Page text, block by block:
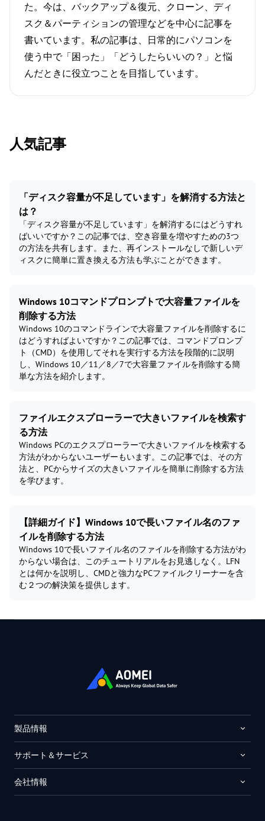
た。今は、バックアップ＆復元、クローン、ディ
スク＆パーティションの管理などを中心に記事を
書いています。私の記事は、日常的にパソコンを
使う中で「困った」「どうしたらいいの？」と悩
んだときに役立つことを目指しています。
人気記事
「ディスク容量が不足しています」を解消する方法と
は？
「ディスク容量が不足しています」を解消するにはどうすれ
ばいいですか？この記事では、空き容量を増やすための3つ
の方法を共有します。また、再インストールなしで新しいデ
ィスクに簡単に置き換える方法も学ぶことができます。
Windows 10コマンドプロンプトで大容量ファイルを
削除する方法
Windows 10のコマンドラインで大容量ファイルを削除するに
はどうすればよいですか？この記事では、コマンドプロンプ
ト（CMD）を使用してそれを実行する方法を段階的に説明
し、Windows 10／11／8／7で大容量ファイルを削除する簡
単な方法を紹介します。
ファイルエクスプローラーで大きいファイルを検索す
る方法
Windows PCのエクスプローラーで大きいファイルを検索する
方法がわからないユーザーもいます。この記事では、その方
法と、PCからサイズの大きいファイルを簡単に削除する方法
を学びます。
【詳細ガイド】Windows 10で長いファイル名のファ
イルを削除する方法
Windows 10で長いファイル名のファイルを削除する方法がわ
からない場合は、このチュートリアルをお見逃しなく。LFN
とは何かを説明し、CMDと強力なPCファイルクリーナーを含
む２つの解決策を提供します。
製品情報
サポート＆サービス
会社情報